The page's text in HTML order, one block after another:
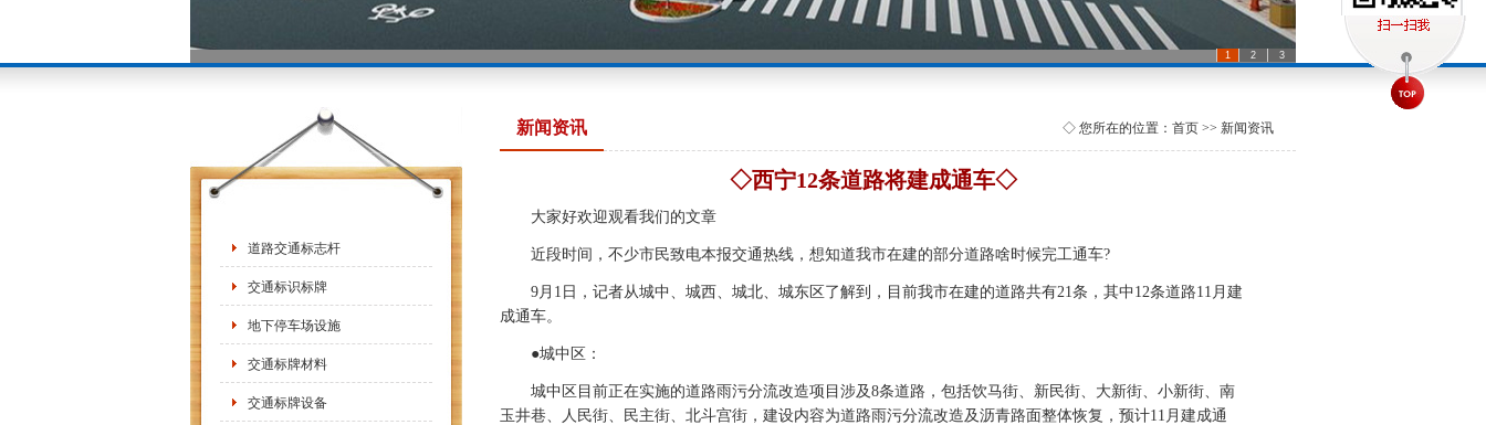
1 2 3
道路交通标志杆
交通标识标牌
地下停车场设施
交通标牌材料
交通标牌设备
新闻资讯 ◇ 您所在的位置：首页 >> 新闻资讯
◇西宁12条道路将建成通车◇
大家好欢迎观看我们的文章
近段时间，不少市民致电本报交通热线，想知道我市在建的部分道路啥时候完工通车?
9月1日，记者从城中、城西、城北、城东区了解到，目前我市在建的道路共有21条，其中12条道路11月建
成通车。
●城中区：
城中区目前正在实施的道路雨污分流改造项目涉及8条道路，包括饮马街、新民街、大新街、小新街、南
玉井巷、人民街、民主街、北斗宫街，建设内容为道路雨污分流改造及沥青路面整体恢复，预计11月建成通